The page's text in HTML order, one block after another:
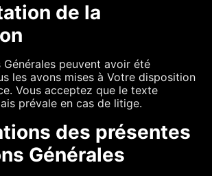
de la
peuvent avoir été
les avons mises à Votre disposition
Vous acceptez que le texte
prévale en cas de litige.
des présentes
Générales